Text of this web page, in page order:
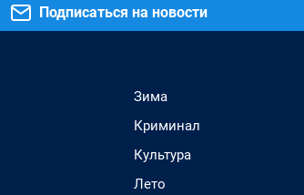
Подписаться на новости
Зима
Криминал
Культура
Лето